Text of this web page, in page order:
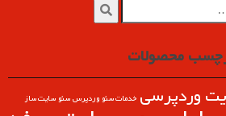
محصولات
وردپرسی خدمات سئو وردپرسسئو سایت ساز